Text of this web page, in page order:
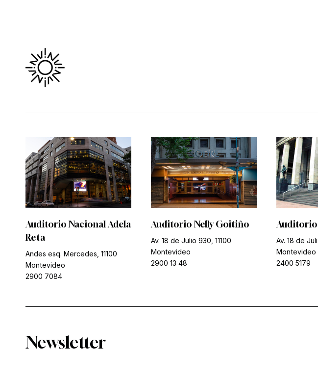
Auditorio Nacional Adela
Reta
Andes esq. Mercedes, 11100
Montevideo
2900 7084
Auditorio Nelly Goitiño
Av. 18 de Julio 930, 11100
Montevideo
2900 13 48
Auditorio
Av. 18 de
Montevideo
2400 5179
Newsletter